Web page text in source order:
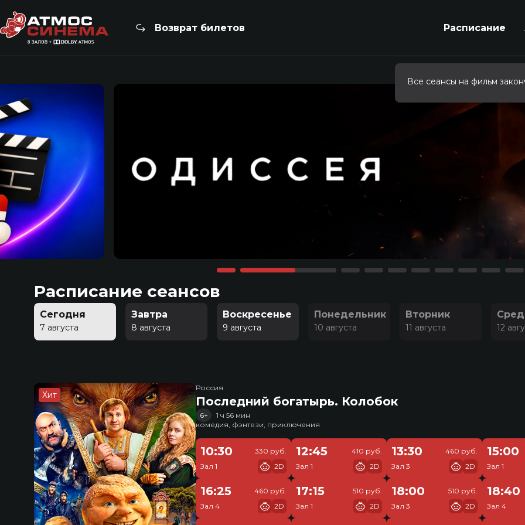
Возврат билетов Расписание
Расписание сеансов
Сегодня
7 августа
Завтра
8 августа
Воскресенье
9 августа
Понедельник
10 августа
Вторник
11 августа 12
Хит
Россия
Последний богатырь. Колобок
6+
1 ч 56 мин
комедия, фэнтези, приключения
10:30
Зал 1
330 руб.
2D
12:45
Зал 1
410 руб.
2D
13:30
Зал 3
460 руб.
2D
15:00
Зал 1
16:25
Зал 4
460 руб.
2D
17:15
Зал 1
510 руб.
2D
18:00
Зал 3
510 руб.
2D
18:40
Зал 4
Все сеансы на фильм